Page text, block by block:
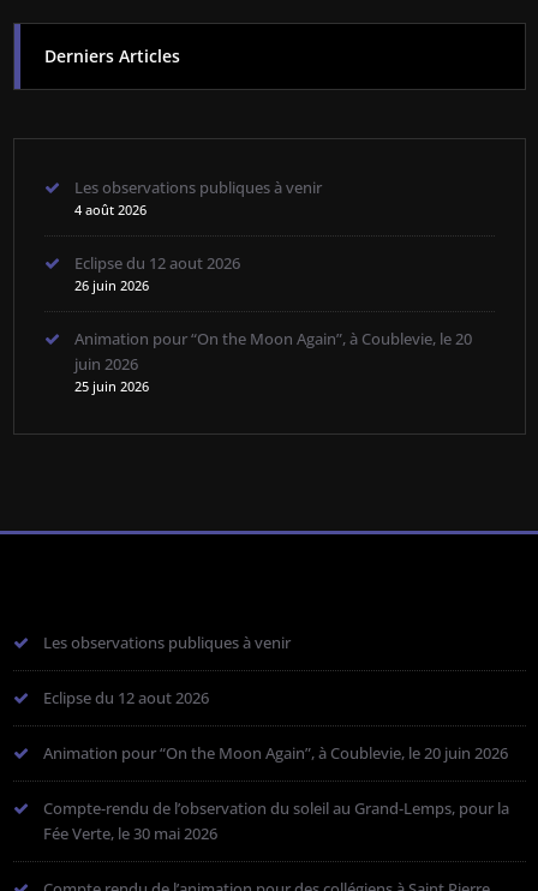
Derniers Articles
Les observations publiques à venir
4 août 2026
Eclipse du 12 aout 2026
26 juin 2026
Animation pour “On the Moon Again”, à Coublevie, le 20
juin 2026
25 juin 2026
Les observations publiques à venir
Eclipse du 12 aout 2026
Animation pour “On the Moon Again”, à Coublevie, le 20 juin 2026
Compte-rendu de l’observation du soleil au Grand-Lemps, pour la
Fée Verte, le 30 mai 2026